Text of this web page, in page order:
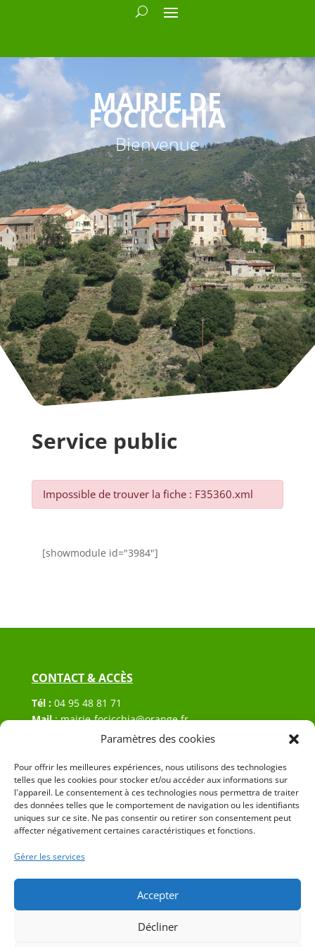
Paramètres des cookies
Pour offrir les meilleures expériences, nous utilisons des technologies
telles que les cookies pour stocker et/ou accéder aux informations sur
l'appareil. Le consentement à ces technologies nous permettra de traiter
des données telles que le comportement de navigation ou les identifiants
uniques sur ce site. Ne pas consentir ou retirer son consentement peut
affecter négativement certaines caractéristiques et fonctions.
Gérer les services
Accepter
Décliner
MAIRIE DE
FOCICCHIA
Bienvenue
Service public
Impossible de trouver la fiche : F35360.xml
[showmodule id="3984"]
CONTACT & ACCÈS
Tél : 04 95 48 81 71
Mail:mairie-focicchia@orange.fr
Hôtel de ville de Focicchia
20212 Focicchia